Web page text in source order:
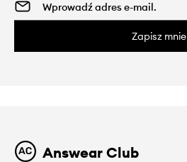
Zapisz mnie
Answear Club